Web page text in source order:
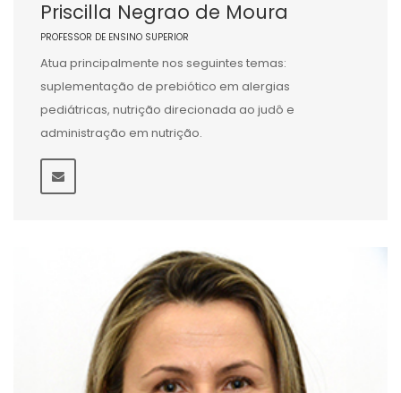
Priscilla Negrao de Moura
PROFESSOR DE ENSINO SUPERIOR
Atua principalmente nos seguintes temas:
suplementação de prebiótico em alergias
pediátricas, nutrição direcionada ao judô e
administração em nutrição.